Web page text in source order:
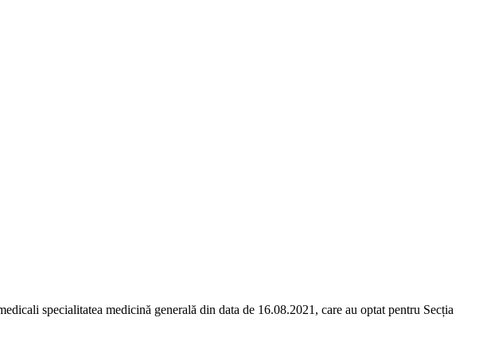
specialitatea medicină generală din data de 16.08.2021, care au optat pentru Secția